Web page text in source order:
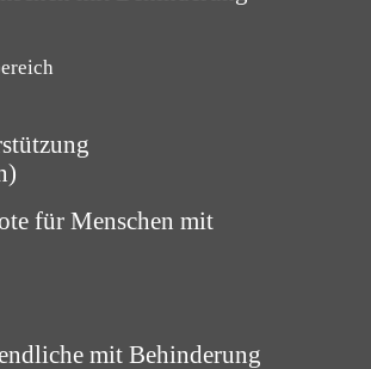
für Menschen mit
mit Behinderung